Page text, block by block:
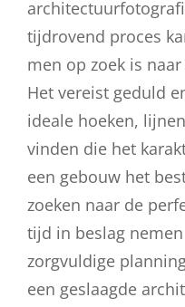
tijdrovend proces
men op zoek is
Het vereist geduld
ideale hoeken,
vinden die het
een gebouw het
zoeken naar de
tijd in beslag
zorgvuldige
een geslaagde